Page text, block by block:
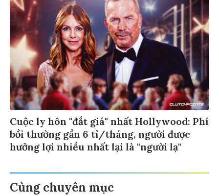
Cuộc ly hôn "đắt giá" nhất Hollywood: Phí
bồi thường gần 6 tỉ/tháng, người được
hưởng lợi nhiều nhất lại là "người lạ"
Cùng chuyên mục